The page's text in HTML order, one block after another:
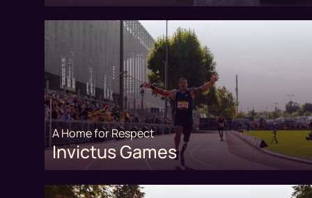
A Home for Respect
Invictus Games